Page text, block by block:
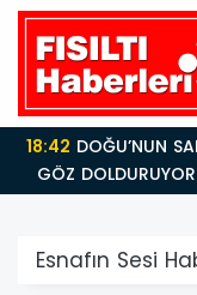
18:42
GÖZ
Esnafın Sesi